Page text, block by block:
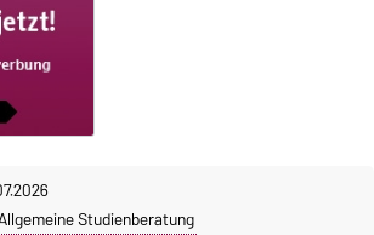
Studienberatung